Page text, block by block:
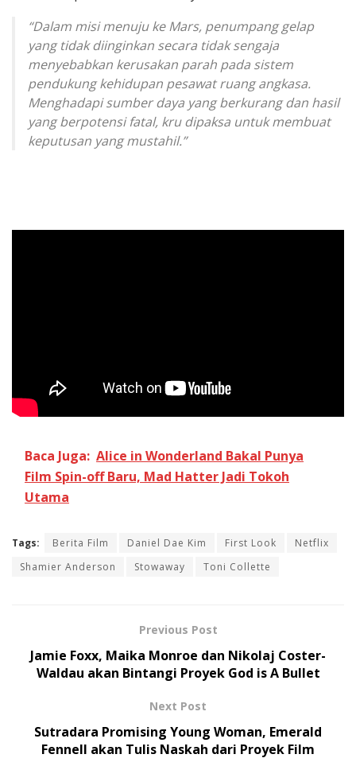
“Dalam misi menuju ke Mars, penumpang gelap
yang tidak diinginkan secara tidak sengaja
menyebabkan kerusakan parah pada sistem
pendukung kehidupan pesawat ruang angkasa.
Menghadapi sumber daya yang berkurang dan hasil
yang berpotensi fatal, kru dipaksa untuk membuat
keputusan yang mustahil.”
Baca Juga: Alice in Wonderland Bakal Punya
Film Spin-off Baru, Mad Hatter Jadi Tokoh
Utama
Tags: Berita Film Daniel Dae Kim First Look
Netflix
Shamier Anderson
Stowaway Toni Collette
Previous Post
Jamie Foxx, Maika Monroe dan Nikolaj Coster-
Waldau akan Bintangi Proyek God is A Bullet
Next Post
Sutradara Promising Young Woman, Emerald
Fennell akan Tulis Naskah dari Proyek Film